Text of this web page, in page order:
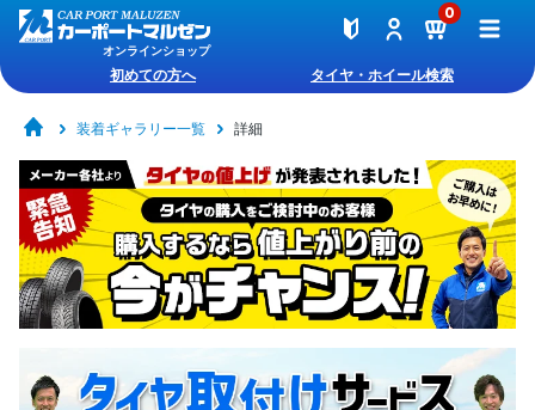
オンラインショップ
0
初めての方へ タイヤ・ホイール検索
装着ギャラリー一覧 詳細